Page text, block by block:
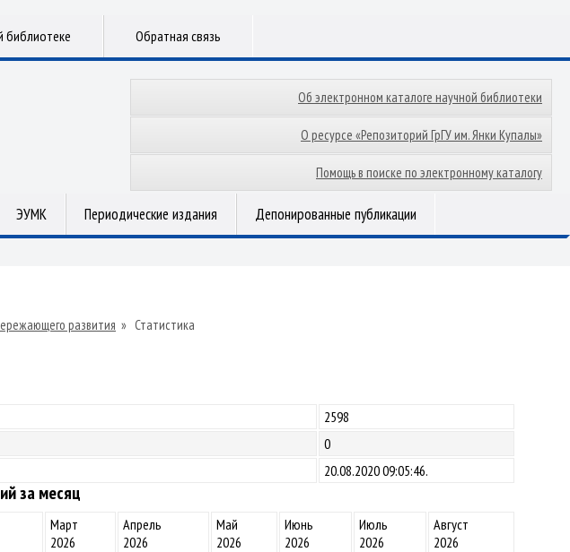
библиотеке Обратная связь
Об электронном каталоге научной библиотеки
О ресурсе «Репозиторий ГрГУ им. Янки Купалы»
Помощь в поиске по электронному каталогу
ЭУМК Периодические издания Депонированные публикации
развития » Статистика
2598
0
20.08.2020 09:05:46.
за месяц
Март
2026
Апрель
2026
Май
2026
Июнь
2026
Июль
2026
Август
2026